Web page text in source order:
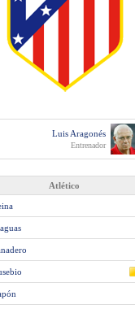
Luis Aragonés
Entrenador
Atlético